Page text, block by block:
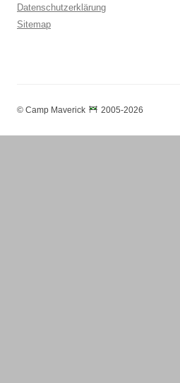
Datenschutzerklärung
Sitemap
© Camp Maverick 2005-2026